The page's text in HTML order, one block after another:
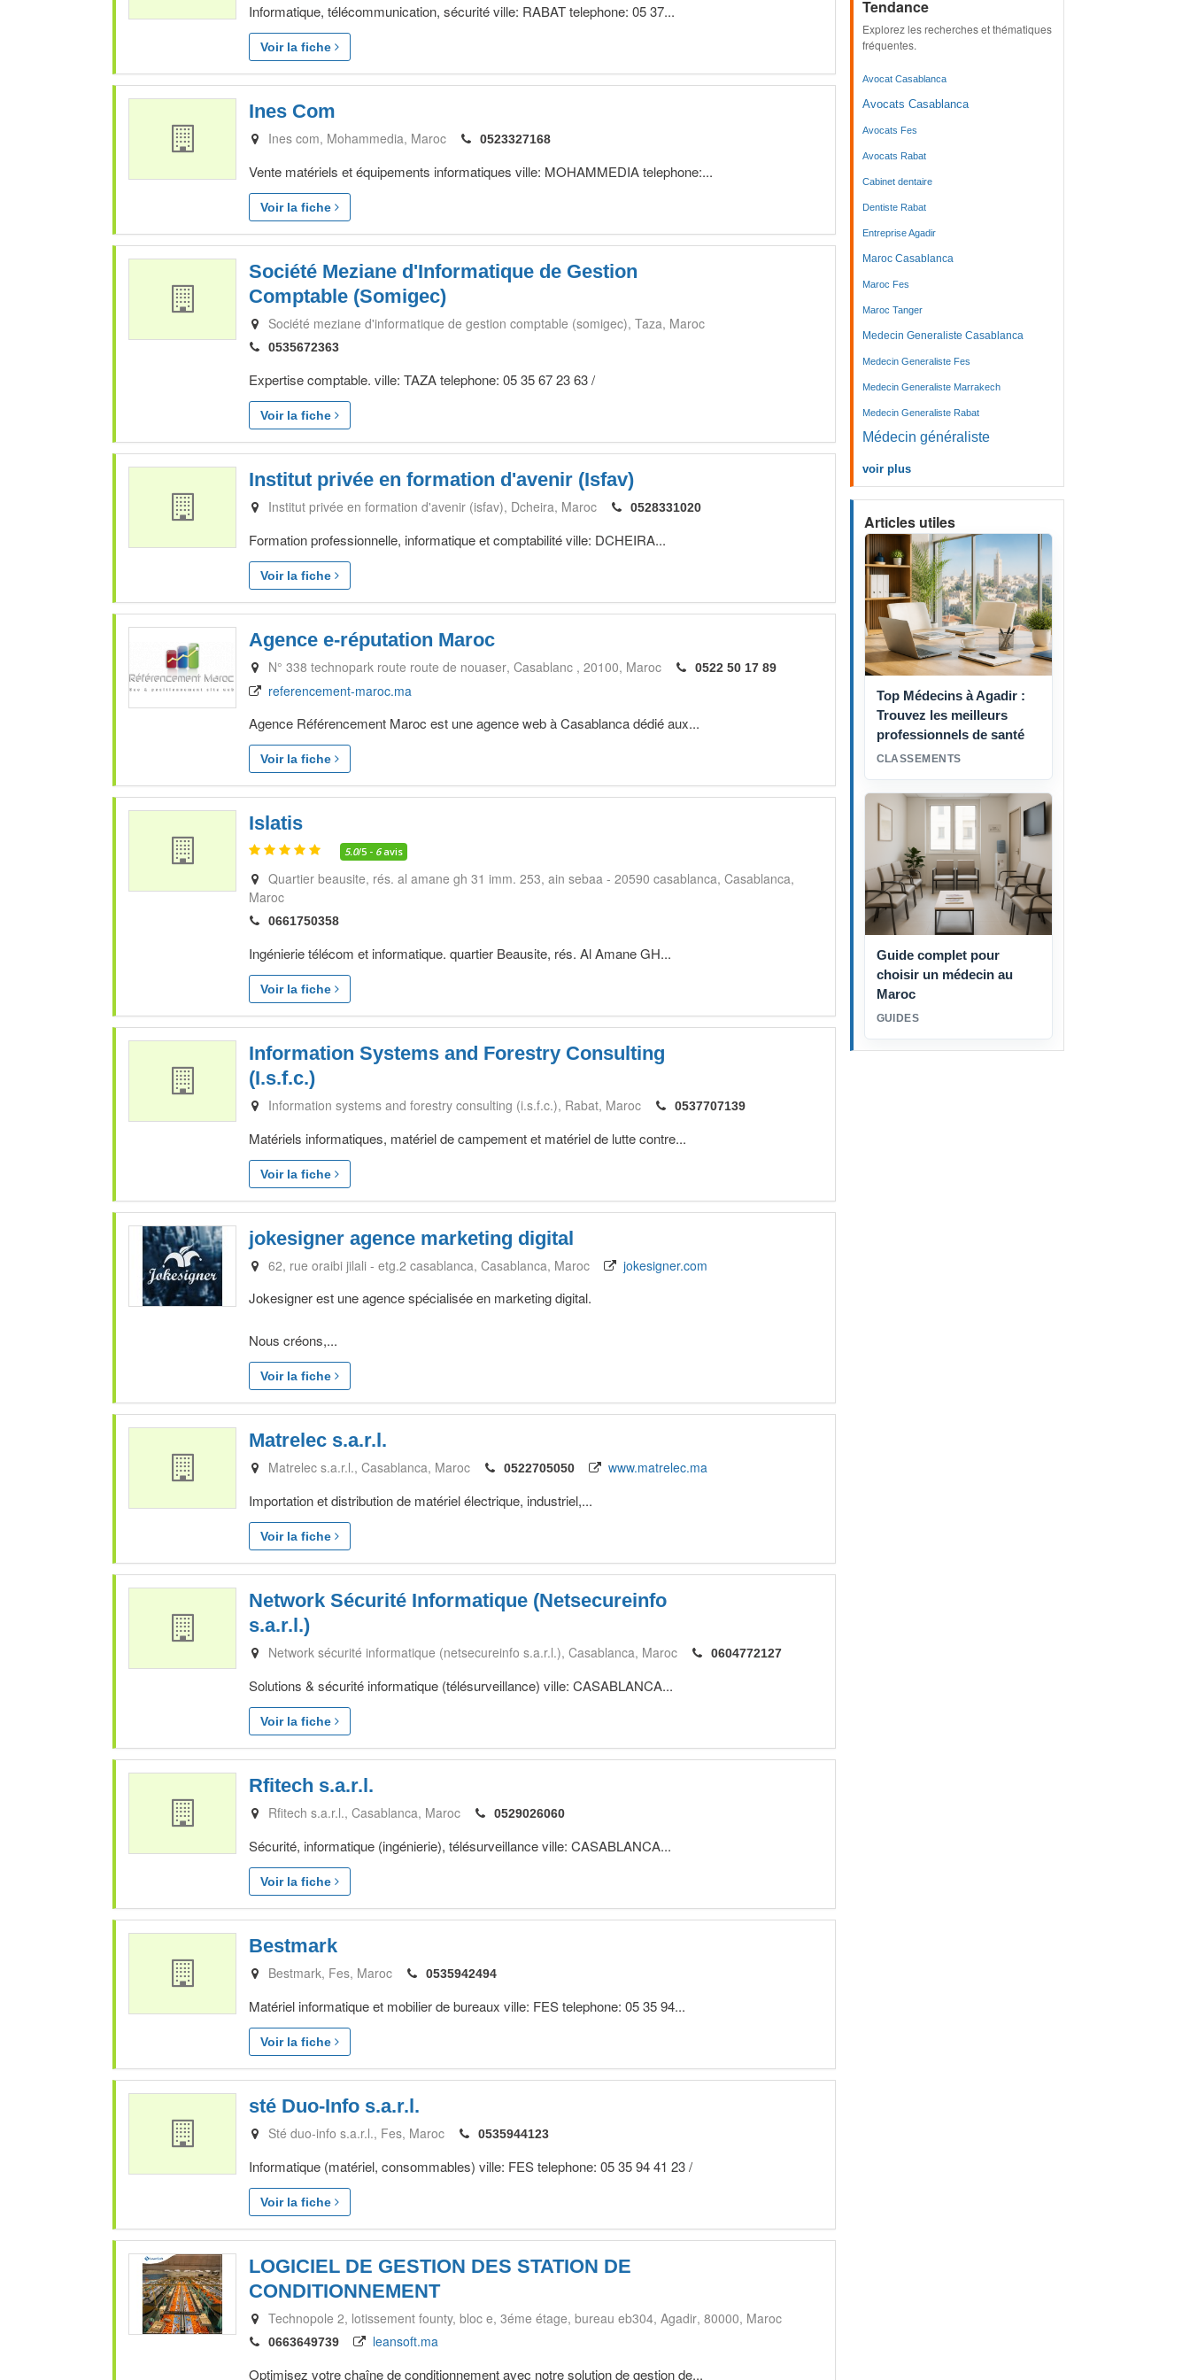
Informatique, télécommunication, sécurité ville: RABAT telephone: 05 37...
Voir la fiche
Ines Com
Ines com Mohammedia Maroc 0523327168
Vente matériels et équipements informatiques ville: MOHAMMEDIA telephone:...
Voir la fiche
Société Meziane d'Informatique de Gestion
Comptable (Somigec)
Société meziane d'informatique de gestion comptable (somigec) Taza Maroc
0535672363
Expertise comptable. ville: TAZA telephone: 05 35 67 23 63 /
Voir la fiche
Institut privée en formation d'avenir (Isfav)
Institut privée en formation d'avenir (isfav) Dcheira Maroc 0528331020
Formation professionnelle, informatique et comptabilité ville: DCHEIRA...
Voir la fiche
Agence e-réputation Maroc
N° 338 technopark route route de nouaser Casablanc 20100 Maroc 0522 50 17 89
referencement-maroc.ma
Agence Référencement Maroc est une agence web à Casablanca dédié aux...
Voir la fiche
Islatis
5.0/5 - 6avis
Quartier beausite, rés. al amane gh 31 imm. 253, ain sebaa - 20590 casablanca Casablanca
Maroc
0661750358
Ingénierie télécom et informatique. quartier Beausite, rés. Al Amane GH...
Voir la fiche
Information Systems and Forestry Consulting
(I.s.f.c.)
Information systems and forestry consulting (i.s.f.c.) Rabat Maroc 0537707139
Matériels informatiques, matériel de campement et matériel de lutte contre...
Voir la fiche
jokesigner agence marketing digital
62, rue oraibi jilali - etg.2 casablanca Casablanca Maroc jokesigner.com
Jokesigner est une agence spécialisée en marketing digital.
Nous créons,...
Voir la fiche
Matrelec s.a.r.l.
Matrelec s.a.r.l. Casablanca Maroc 0522705050 www.matrelec.ma
Importation et distribution de matériel électrique, industriel,...
Voir la fiche
Network Sécurité Informatique (Netsecureinfo
s.a.r.l.)
Network sécurité informatique (netsecureinfo s.a.r.l.) Casablanca Maroc 0604772127
Solutions & sécurité informatique (télésurveillance) ville: CASABLANCA...
Voir la fiche
Rfitech s.a.r.l.
Rfitech s.a.r.l. Casablanca Maroc 0529026060
Sécurité, informatique (ingénierie), télésurveillance ville: CASABLANCA...
Voir la fiche
Bestmark
Bestmark Fes Maroc 0535942494
Matériel informatique et mobilier de bureaux ville: FES telephone: 05 35 94...
Voir la fiche
sté Duo-Info s.a.r.l.
Sté duo-info s.a.r.l. Fes Maroc 0535944123
Informatique (matériel, consommables) ville: FES telephone: 05 35 94 41 23 /
Voir la fiche
LOGICIEL DE GESTION DES STATION DE
CONDITIONNEMENT
Technopole 2, lotissement founty, bloc e, 3éme étage, bureau eb304 Agadir 80000 Maroc
0663649739 leansoft.ma
Optimisez votre chaîne de conditionnement avec notre solution de gestion de...
Tendance
Explorez les recherches et thématiques
fréquentes.
Avocat Casablanca
Avocats Casablanca
Avocats Fes
Avocats Rabat
Cabinet dentaire
Dentiste Rabat
Entreprise Agadir
Maroc Casablanca
Maroc Fes
Maroc Tanger
Medecin Generaliste Casablanca
Medecin Generaliste Fes
Medecin Generaliste Marrakech
Medecin Generaliste Rabat
Médecin généraliste
voir plus
Articles utiles
Top Médecins à Agadir :
Trouvez les meilleurs
professionnels de santé
CLASSEMENTS
Guide complet pour
choisir un médecin au
Maroc
GUIDES